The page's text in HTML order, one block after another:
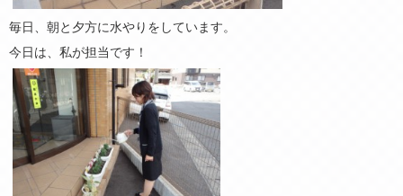
毎日、朝と夕方に水やりをしています。
今日は、私が担当です！